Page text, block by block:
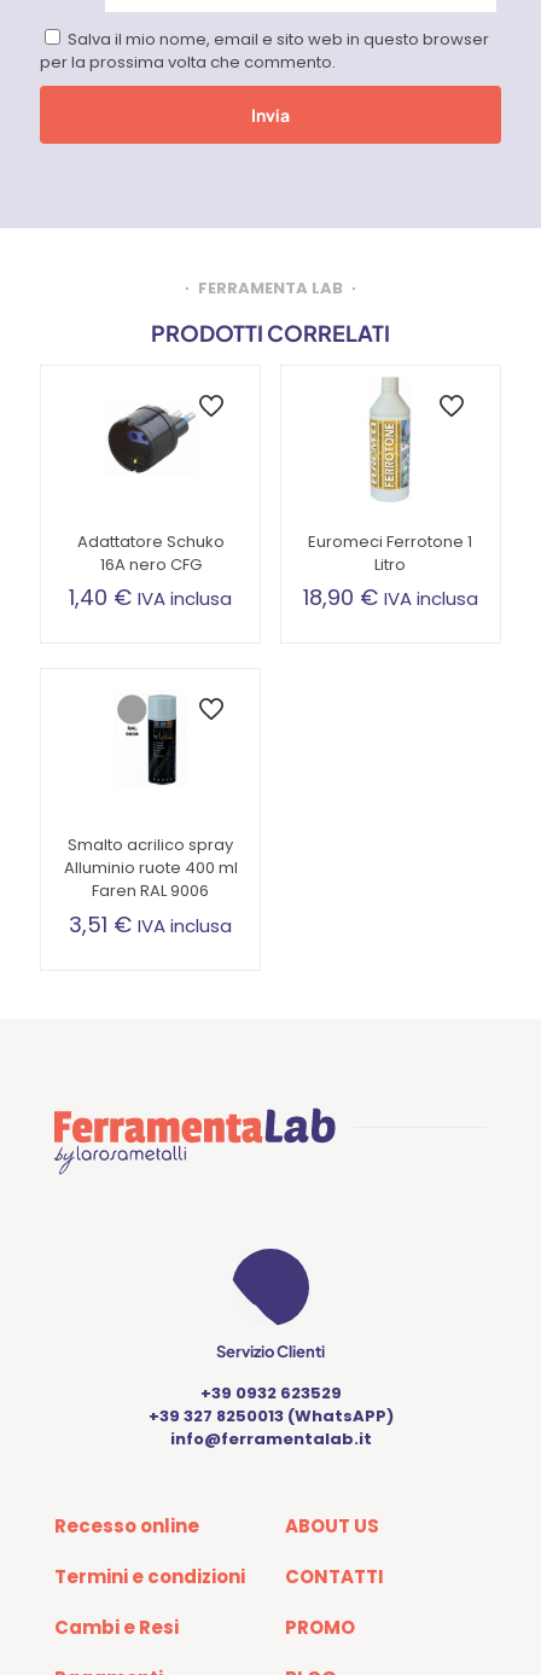
Salva il mio nome, email e sito web in questo browser
per la prossima volta che commento.
FERRAMENTA LAB
PRODOTTI CORRELATI
Adattatore Schuko
16A nero CFG
1,40 € IVA inclusa
Euromeci Ferrotone 1
Litro
18,90 € IVA inclusa
Smalto acrilico spray
Alluminio ruote 400 ml
Faren RAL 9006
3,51 € IVA inclusa
Servizio Clienti
+39 0932 623529
+39 327 8250013 (WhatsAPP)
info@ferramentalab.it
Recesso online
Termini e condizioni
Cambi e Resi
ABOUT US
CONTATTI
PROMO